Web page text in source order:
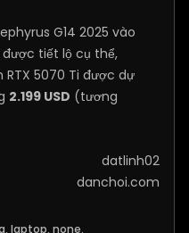
G14 2025 vào
tiết lộ cụ thể,
5070 Ti được dự
2.199 USD (tương
​datlinh02
danchoi.com
, laptop, none.